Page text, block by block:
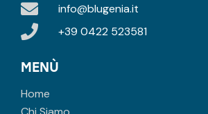
info@blugenia.it
+39 0422 523581
MENÙ
Home